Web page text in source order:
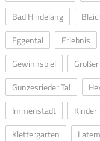
Bad Hindelang
Eggental
Erlebnis
Gewinnspiel
Gunzesrieder Tal
Immenstadt
Kinder
Klettergarten